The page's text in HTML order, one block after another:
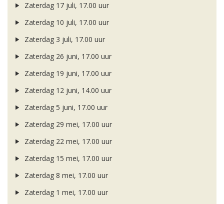
Zaterdag 17 juli, 17.00 uur
Zaterdag 10 juli, 17.00 uur
Zaterdag 3 juli, 17.00 uur
Zaterdag 26 juni, 17.00 uur
Zaterdag 19 juni, 17.00 uur
Zaterdag 12 juni, 14.00 uur
Zaterdag 5 juni, 17.00 uur
Zaterdag 29 mei, 17.00 uur
Zaterdag 22 mei, 17.00 uur
Zaterdag 15 mei, 17.00 uur
Zaterdag 8 mei, 17.00 uur
Zaterdag 1 mei, 17.00 uur